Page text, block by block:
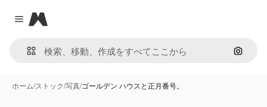
Close menu
Magnific
画像で
ホーム/ストック/写真/ゴールデン ハウスと正月番号。